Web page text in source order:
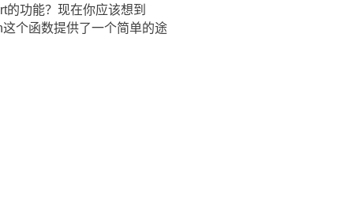
功能？现在你应该想到
个函数提供了一个简单的途